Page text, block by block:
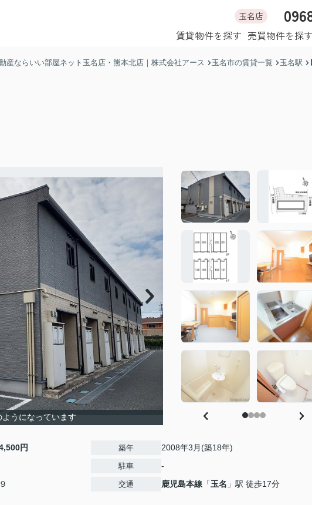
玉名店
賃貸物件を探す 売買物件を探
産ならいい部屋ネット玉名店・熊本北店｜株式会社アース 玉名市の賃貸一覧 玉名駅
ようになっています
円 築年 2008年3月(築18年)
駐車 -
交通 鹿児島本線 「玉名 」駅 徒歩17分